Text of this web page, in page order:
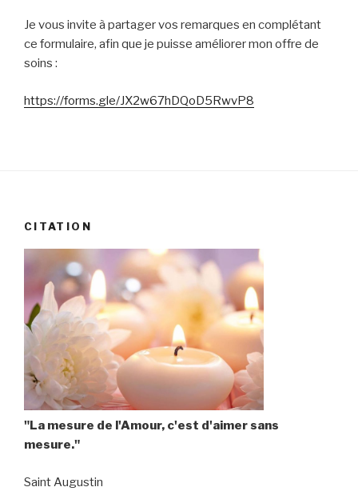
Je vous invite à partager vos remarques en complétant
ce formulaire, afin que je puisse améliorer mon offre de
soins :
https://forms.gle/JX2w67hDQoD5RwvP8
CITATION
"La mesure de l'Amour, c'est d'aimer sans
mesure."
Saint Augustin